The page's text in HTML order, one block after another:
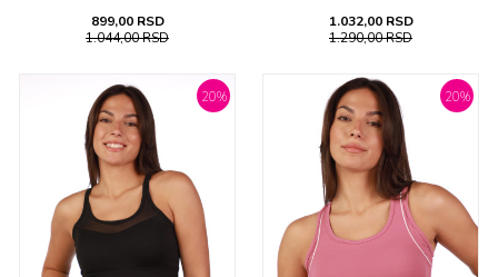
899,00 RSD
1.044,00RSD
1.032,00 RSD
1.290,00RSD
20% 20%